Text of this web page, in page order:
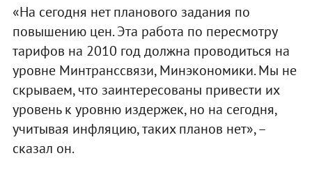
«На сегодня нет планового задания по
повышению цен. Эта работа по пересмотру
тарифов на 2010 год должна проводиться на
уровне Минтранссвязи, Минэкономики. Мы не
скрываем, что заинтересованы привести их
уровень к уровню издержек, но на сегодня,
учитывая инфляцию, таких планов нет», –
сказал он.